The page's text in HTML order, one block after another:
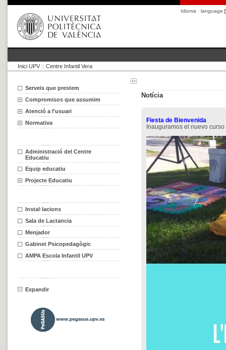
Idioma · language
Inici UPV :: Centre Infantil Vera
Serveis que prestem
Compromisos que assumim
Atenció a l'usuari
Normativa
Administració del Centre
Educatiu
Equip educatiu
Projecte Educatiu
Instal·lacions
Sala de Lactancia
Menjador
Gabinet Psicopedagògic
AMPA Escola Infantil UPV
Expandir
Notícia
Fiesta de Bienvenida
Inauguramos el nuevo